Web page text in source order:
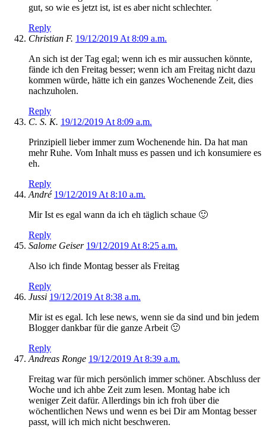
gut, so wie es jetzt ist, ist es aber nicht schlechter.
Reply
Christian F. 19/12/2019 At 8:09 a.m.
An sich ist der Tag egal; wenn ich es mir aussuchen könnte,
fände ich den Freitag besser; wenn ich am Freitag nicht dazu
kommen würde, hätte ich ein ganzes Wochenende Zeit, dies
nachzuholen.
Reply
C. S. K. 19/12/2019 At 8:09 a.m.
Prinzipiell lieber immer zum Wochenende hin. Da hat man
mehr Ruhe. Vom Inhalt muss es passen und ich konsumiere es
eh.
Reply
André 19/12/2019 At 8:10 a.m.
Mir Ist es egal wann da ich eh täglich schaue 🙂
Reply
Salome Geiser 19/12/2019 At 8:25 a.m.
Also ich finde Montag besser als Freitag
Reply
Jussi 19/12/2019 At 8:38 a.m.
Mir ist es egal. Ich lese news, wenn sie da sind und bin jedem
Blogger dankbar für die ganze Arbeit 🙂
Reply
Andreas Ronge 19/12/2019 At 8:39 a.m.
Freitag war für mich persönlich immer schöner. Abschluss der
Woche und ich ahbe Zeit zum lesen. Montag habe ich
weniger Zeit dafür. Allerdings bin ich froh über die
wöchentlichen News und wenn es bei Dir am Montag besser
passt, will ich mich nicht beschweren.